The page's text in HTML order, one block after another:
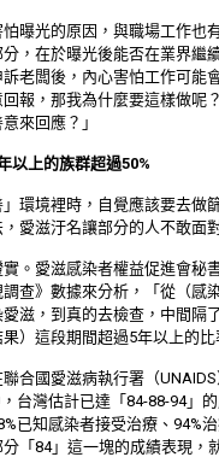
曝光的原因，與職場工作也
，在於曝光後能否在業界繼
老闆後，內心害怕工作可能
報，那我為什麼要這樣做呢
來回應？」
上的族群超過50%
環境裡時，自覺應該要去做
愛滋汙名讓部分的人不敢面
。愛滋感染者權益促進會秘
調查》數據來分析，「從（感
滋，到真的去檢查，中間隔
）這段期間超過5年以上的比
合國愛滋病執行署（
，台灣估計已達「84-88-94」
已知感染者接受治療、94%
「84」這一塊的成績表現，